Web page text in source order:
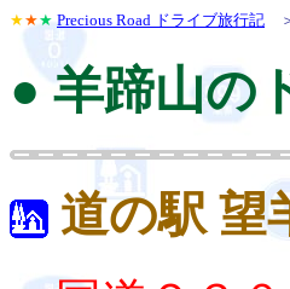
★★★ Precious Road ドライブ旅行記
● 羊蹄山の
道の駅 望